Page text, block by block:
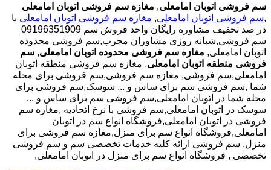
سم فروشی اتوبان امامعلی, مغازه سم فروشی اتوبان امامعلی
,سم فروشی اتوبان امامعلی, مغازه سم فروشی اتوبان امامعلی با
در صد تخفیف مشاوره رایگان واحد فروش سم 09196351909
سم فروشی,شبانه روزی مشاوران مجرب,سم فروشی محدوده
اتوبان امامعلی, مغازه سم فروشی محدوده اتوبان امامعلی, سم
فروشی منطقه اتوبان امامعلی, مغازه سم فروشی منطقه اتوبان
امامعلی,سم فروشی, مغازه سم فروشی,سم فروشی برای محله
شما ,سم فروشی سم برای ساس و ... سوسک,سم فروشی برای
محله شما در اتوبان امامعلی,سم فروشی سم برای ساس و ...
سوسک در اتوبان امامعلی,سم فروشی با نرخ اتحادیه ,مغازه سم
فروشی در اتوبان امامعلی,فروشگاه انواع سم در اتوبان
امامعلی,فروشگاه انواع سم برای منزل,مغازه سم فروشی برای
منزل, سم فروشی ارائه کلیه خدمات تخصصی سم و سم فروشی
تخصصی , فروشگاه انواع سم برای منزل در اتوبان امامعلی,